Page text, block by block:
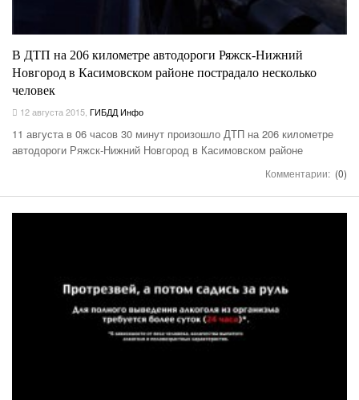
В ДТП на 206 километре автодороги Ряжск-Нижний
Новгород в Касимовском районе пострадало несколько
человек
12 августа 2015 ГИБДД Инфо
11 августа в 06 часов 30 минут произошло ДТП на 206 километре
автодороги Ряжск-Нижний Новгород в Касимовском районе
Комментарии: (0)